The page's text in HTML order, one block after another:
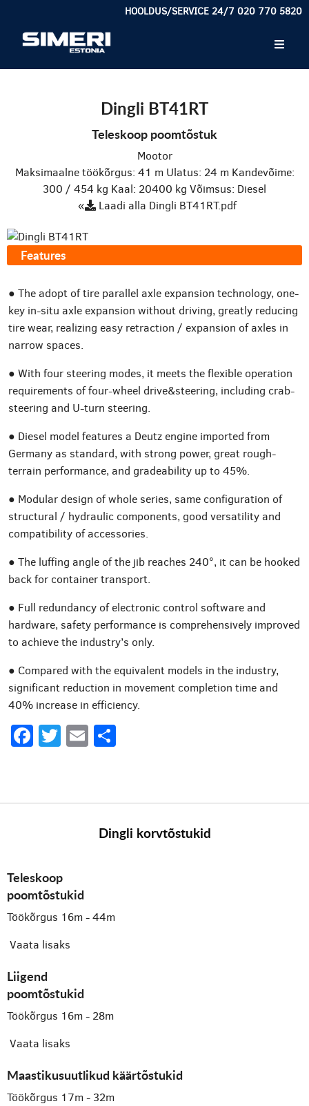
HOOLDUS/SERVICE 24/7 020 770 5820
Dingli BT41RT
Teleskoop poomtõstuk
Mootor
Maksimaalne töökõrgus: 41 m Ulatus: 24 m Kandevõime:
300 / 454 kg Kaal: 20400 kg Võimsus: Diesel
«
Laadi alla Dingli BT41RT.pdf
Features
● The adopt of tire parallel axle expansion technology, one-
key in-situ axle expansion without driving, greatly reducing
tire wear, realizing easy retraction / expansion of axles in
narrow spaces.
● With four steering modes, it meets the flexible operation
requirements of four-wheel drive&steering, including crab-
steering and U-turn steering.
● Diesel model features a Deutz engine imported from
Germany as standard, with strong power, great rough-
terrain performance, and gradeability up to 45%.
● Modular design of whole series, same configuration of
structural / hydraulic components, good versatility and
compatibility of accessories.
● The luffing angle of the jib reaches 240°, it can be hooked
back for container transport.
● Full redundancy of electronic control software and
hardware, safety performance is comprehensively improved
to achieve the industry’s only.
● Compared with the equivalent models in the industry,
significant reduction in movement completion time and
40% increase in efficiency.
Facebook
Twitter
Email
Dingli korvtõstukid
Teleskoop
poomtõstukid
Töökõrgus 16m - 44m
Vaata lisaks
Liigend
poomtõstukid
Töökõrgus 16m - 28m
Vaata lisaks
Maastikusuutlikud käärtõstukid
Töökõrgus 17m - 32m